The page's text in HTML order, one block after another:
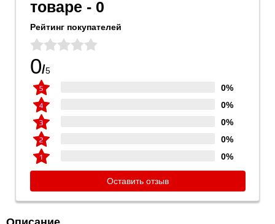
товаре - 0
Рейтинг покупателей
0/5
0%
0%
0%
0%
0%
Оставить отзыв